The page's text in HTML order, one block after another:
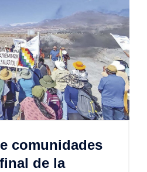
comunidades
de la